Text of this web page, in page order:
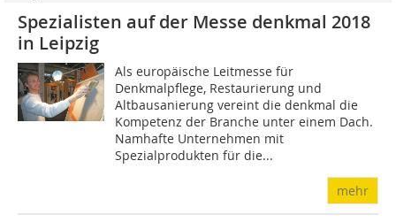
Spezialisten auf der Messe denkmal 2018
in Leipzig
Als europäische Leitmesse für
Denkmalpflege, Restaurierung und
Altbausanierung vereint die denkmal die
Kompetenz der Branche unter einem Dach.
Namhafte Unternehmen mit
Spezialprodukten für die...
mehr